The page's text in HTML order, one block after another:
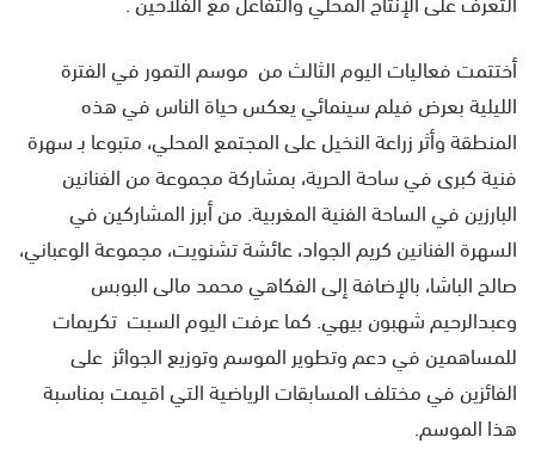
أختتمت فعاليات اليوم الثالث من موسم التمور في الفترة
الليلية بعرض فيلم سينمائي يعكس حياة الناس في هذه
المنطقة وأثر زراعة النخيل على المجتمع المحلي، متبوعا بـ سهرة
فنية كبرى في ساحة الحرية، بمشاركة مجموعة من الفنانين
البارزين في الساحة الفنية المغربية. من أبرز المشاركين في
السهرة الفنانين كريم الجواد، عائشة تشنويت، مجموعة الوعباني،
صالح الباشا، بالإضافة إلى الفكاهي محمد مالى البوبس
وعبدالرحيم شهبون بيهي. كما عرفت اليوم السبت تكريمات
للمساهمين في دعم وتطوير الموسم وتوزيع الجوائز على
الفائزين في مختلف المسابقات الرياضية التي اقيمت بمناسبة
هذا الموسم.